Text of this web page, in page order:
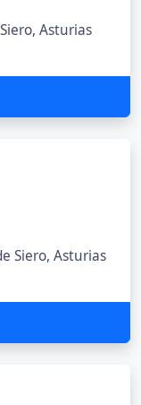
Asturias
Siero, Asturias